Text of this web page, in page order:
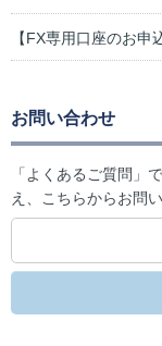
【FX専用口座のお申
お問い合わせ
「よくあるご質問」
え、こちらからお問